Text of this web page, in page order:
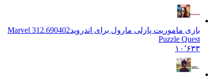
بازی ماموریت پازلی مارول برای اندروید
312.690402 Marvel
Puzzle Quest
۱۰٬۶۳۳